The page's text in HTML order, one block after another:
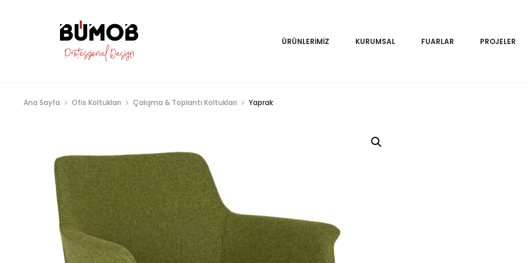
ÜRÜNLERIMIZ KURUMSAL FUARLAR PROJELER
Ana Sayfa Ofis Koltukları Çalışma & Toplantı Koltukları Yaprak